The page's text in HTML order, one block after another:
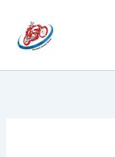
konten
untuk: